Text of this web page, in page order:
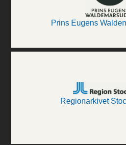
Prins Eugens
Regionarkivet